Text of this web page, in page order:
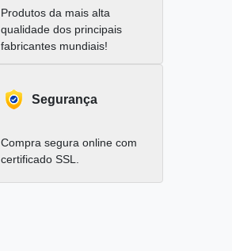
Produtos da mais alta
qualidade dos principais
fabricantes mundiais!
Segurança
Compra segura online com
certificado SSL.